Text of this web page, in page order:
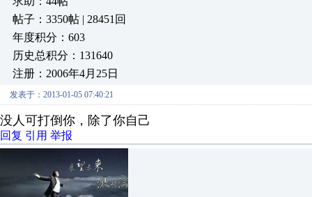
帖子：3350帖 | 28451回
年度积分：603
历史总积分：131640
注册：2006年4月25日
发表于：2013-01-05 07:40:21
没人可打倒你，除了你自己
回复 引用 举报